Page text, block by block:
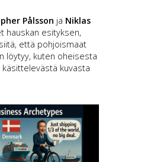
Pålsson ja Niklas
hauskan esityksen,
että pohjoismaat
löytyy, kuten oheisesta
kuvasta